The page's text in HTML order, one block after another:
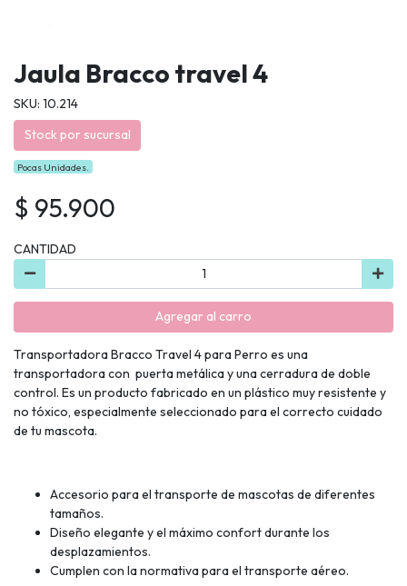
Jaula Bracco travel 4
SKU: 10.214
Stock por sucursal
Pocas Unidades.
$ 95.900
CANTIDAD
Agregar al carro
Transportadora Bracco Travel 4 para Perro es una
transportadora con puerta metálica y una cerradura de doble
control. Es un producto fabricado en un plástico muy resistente y
no tóxico, especialmente seleccionado para el correcto cuidado
de tu mascota.
Accesorio para el transporte de mascotas de diferentes
tamaños.
Diseño elegante y el máximo confort durante los
desplazamientos.
Cumplen con la normativa para el transporte aéreo.